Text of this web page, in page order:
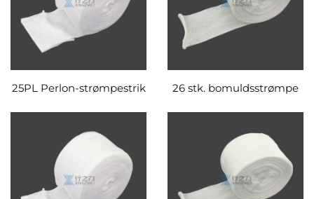
25PL Perlon-strømpestrik 26 stk. bomuldsstrømpe